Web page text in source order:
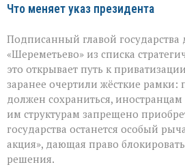
Что меняет указ президента
Подписанный главой
«Шереметьево» из списка
это открывает путь к
заранее очертили жёсткие рамки:
должен сохраниться,
им структурам запрещено
государства останется особый
акция», дающая право
решения.